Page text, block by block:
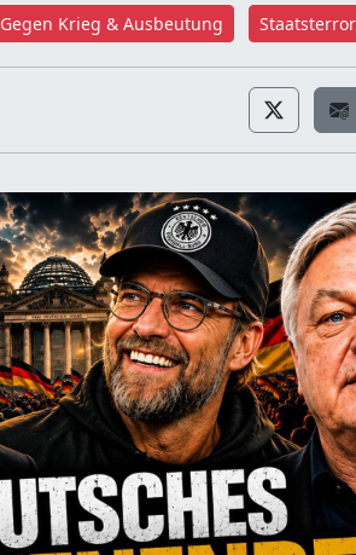
Gegen Krieg & Ausbeutung Staatsterror